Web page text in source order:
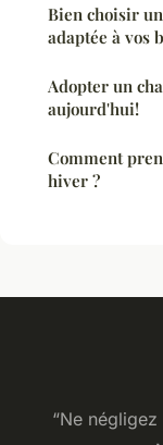
Bien choisir
adaptée à vos
Adopter un
aujourd'hui!
Comment
hiver ?
“Ne